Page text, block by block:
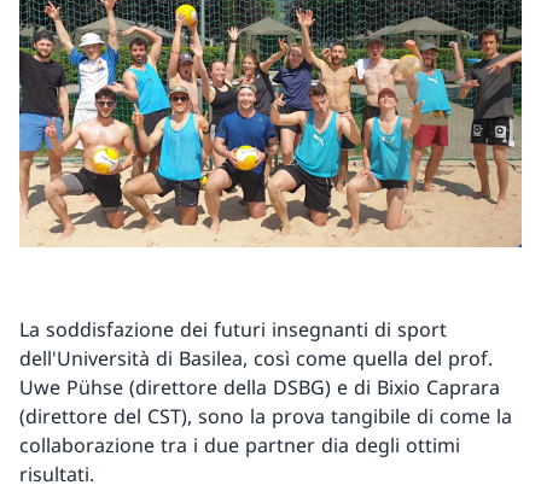
La soddisfazione dei futuri insegnanti di sport
dell'Università di Basilea, così come quella del prof.
Uwe Pühse (direttore della DSBG) e di Bixio Caprara
(direttore del CST), sono la prova tangibile di come la
collaborazione tra i due partner dia degli ottimi
risultati.